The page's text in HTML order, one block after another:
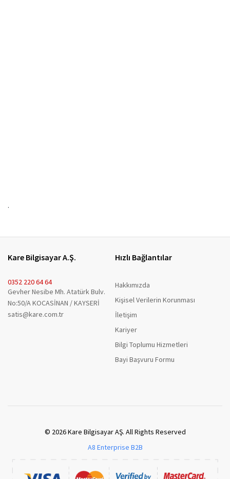
.
Kare Bilgisayar A.Ş.
0352 220 64 64
Gevher Nesibe Mh. Atatürk Bulv.
No:50/A KOCASİNAN / KAYSERİ
satis@kare.com.tr
Hızlı Bağlantılar
Hakkımızda
Kişisel Verilerin Korunması
İletişim
Kariyer
Bilgi Toplumu Hizmetleri
Bayi Başvuru Formu
© 2026 Kare Bilgisayar AŞ. All Rights Reserved
A8 Enterprise B2B